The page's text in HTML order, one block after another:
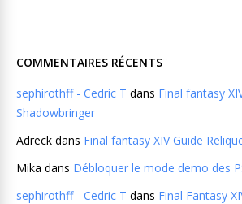
COMMENTAIRES RÉCENTS
sephirothff - Cedric T dans Final fantasy
Shadowbringer
Adreck dans Final fantasy XIV Guide
Mika dans Débloquer le mode demo des
sephirothff - Cedric T dans Final Fantasy